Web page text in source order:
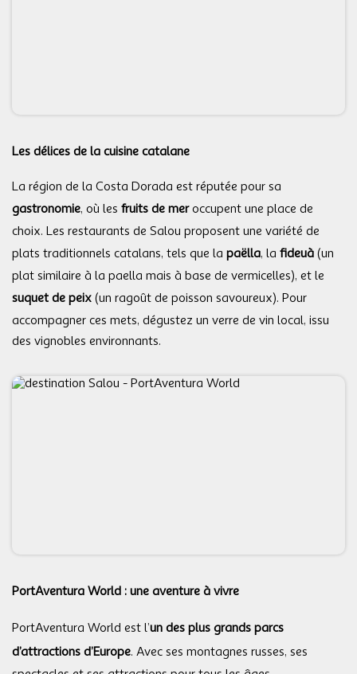
Les délices de la cuisine catalane
La région de la Costa Dorada est réputée pour sa
gastronomie, où les fruits de meroccupent une place de
choix. Les restaurants de Salou proposent une variété de
plats traditionnels catalans, tels que la paëlla, la fideuà (un
plat similaire à la paella mais à base de vermicelles), et le
suquet de peix (un ragoût de poisson savoureux). Pour
accompagner ces mets, dégustez un verre de vin local, issu
des vignobles environnants.
PortAventura World : une aventure à vivre
PortAventura World est l’un des plus grands parcs
d’attractions d’Europe. Avec ses montagnes russes, ses